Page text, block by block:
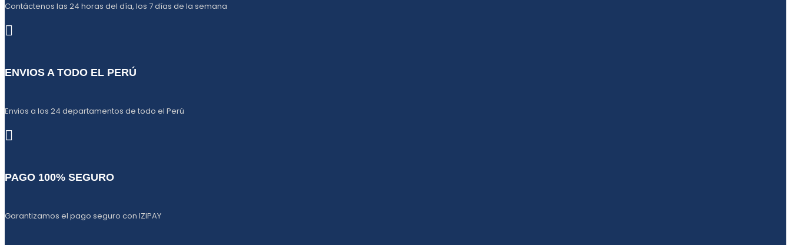
Contáctenos las 24 horas del día, los 7 días de la semana
ENVIOS A TODO EL PERÚ
Envios a los 24 departamentos de todo el Perú
PAGO 100% SEGURO
Garantizamos el pago seguro con IZIPAY